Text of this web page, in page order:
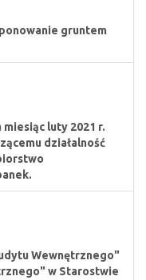
gruntem
luty 2021 r.
działalność
Wewnętrznego"
w Starostwie